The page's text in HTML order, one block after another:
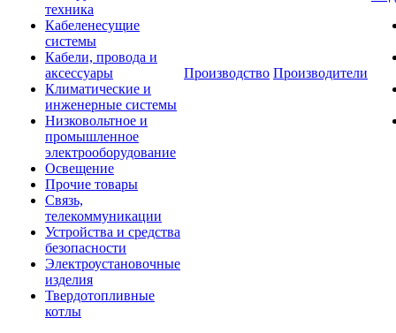
техника
Кабеленесущие
системы
Кабели, провода и
аксессуары
Климатические и
инженерные системы
Низковольтное и
промышленное
электрооборудование
Освещение
Прочие товары
Связь,
телекоммуникации
Устройства и средства
безопасности
Электроустановочные
изделия
Твердотопливные
котлы
Производство Производители